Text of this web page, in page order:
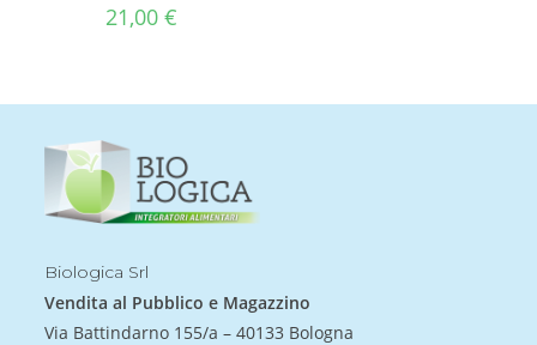
21,00€
Biologica Srl
Vendita al Pubblico e Magazzino
Via Battindarno 155/a – 40133 Bologna